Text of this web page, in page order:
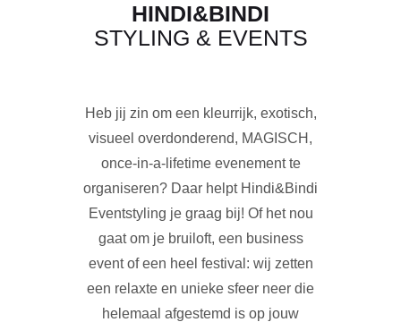
HINDI&BINDI
STYLING & EVENTS
Heb jij zin om een kleurrijk, exotisch,
visueel overdonderend, MAGISCH,
once-in-a-lifetime evenement te
organiseren? Daar helpt Hindi&Bindi
Eventstyling je graag bij! Of het nou
gaat om je bruiloft, een business
event of een heel festival: wij zetten
een relaxte en unieke sfeer neer die
helemaal afgestemd is op jouw